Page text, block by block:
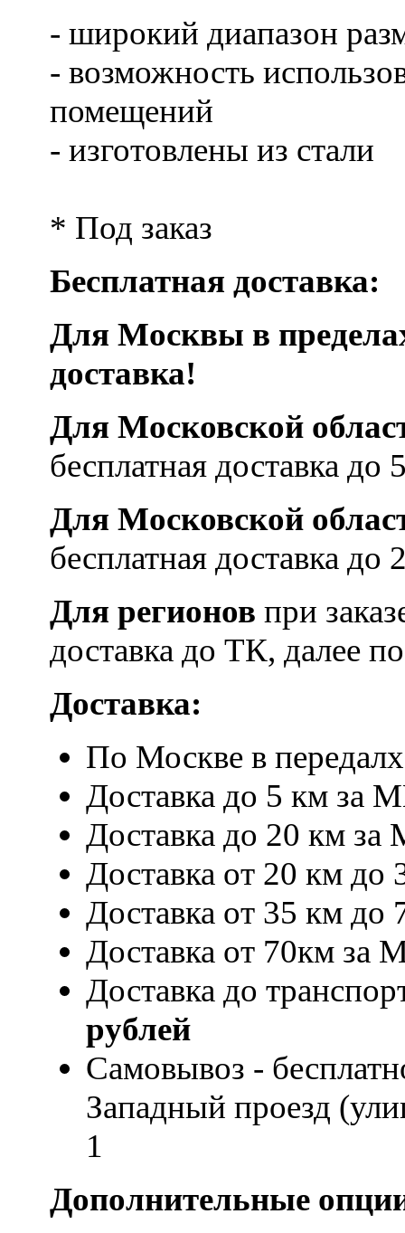
- широкий диапазон
- возможность
помещений
- изготовлены из стали
* Под заказ
Бесплатная доставка:
Для Москвы в
доставка!
Для Московской
бесплатная доставка
Для Московской
бесплатная доставка
Для регионов при
доставка до ТК, далее
Доставка:
По Москве в
Доставка до 5 км
Доставка до 20 км
Доставка от 20 км до
Доставка от 35 км до
Доставка от 70км
Доставка до
рублей
Самовывоз -
Западный проезд
1
Дополнительные